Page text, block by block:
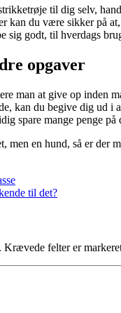
til dig selv,
kan du være sikker på
sig godt, til hverdags
opgaver
man at give op inden
kan du begive dig ud i
spare mange penge
men en hund, så er der
til det?
Krævede felter er